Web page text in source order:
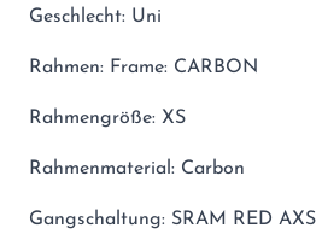
Geschlecht: Uni
Rahmen: Frame: CARBON
Rahmengröße: XS
Rahmenmaterial: Carbon
Gangschaltung: SRAM RED AXS